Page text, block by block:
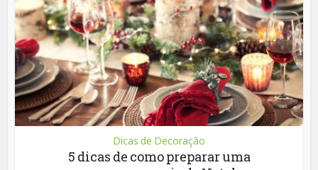
Dicas de Decoração
5 dicas de como preparar uma